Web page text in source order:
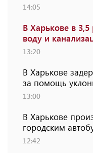
14:05
В Харькове в
воду и
13:20
В Харькове
за помощь
13:00
В Харькове
городским
12:42